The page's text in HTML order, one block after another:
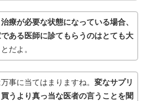
治療が必要な状態になっている場合、
ある医師に診てもらうのはとても大
だよ。
事に当てはまりますね。 変なサプリ
うより真っ当な医者の言うことを聞